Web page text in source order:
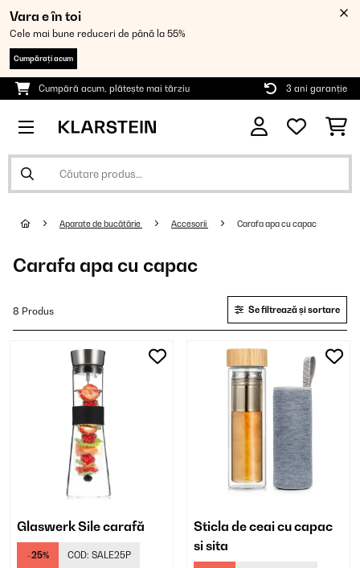
Vara e în toi
Cele mai bune reduceri de până la 55%
Cumpărați acum
Cumpără acum, plătește mai târziu 3 ani garanție
Aparate de bucătărie Accesorii Carafa apa cu capac
Carafa apa cu capac
8 Produs Se filtrează și sortare
Glaswerk Sile carafă
-25% COD: SALE25P
Sticla de ceai cu capac
si sita